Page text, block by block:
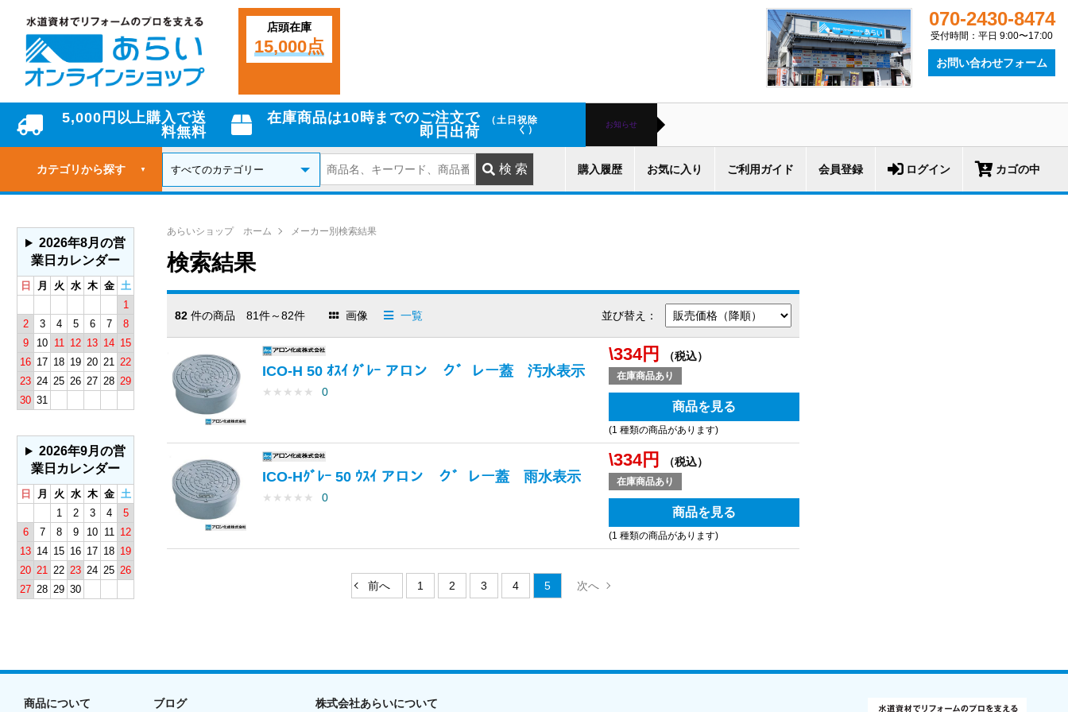
店頭在庫
15,000点
070-2430-8474
受付時間：平日 9:00〜17:00
お問い合わせフォーム
5,000円以上購入で送
料無料
在庫商品は10時までのご注文で
即日出荷
（土日祝除
く）
お知らせ
カテゴリから探す ▼ 購入履歴 お気に入り ご利用ガイド 会員登録 ログイン カゴの中
あらいショップ ホーム メーカー別検索結果
検索結果
82 件の商品 81件～82件 画像 一覧 並び替え：
ICO-H 50 ｵｽｲ ｸﾞﾚｰ アロン ク゛レー蓋 汚水表示
★ ★ ★ ★ ★ 0
\334円 （税込）
在庫商品あり
商品を見る
(1 種類の商品があります)
ICO-Hｸﾞﾚｰ 50 ｳｽｲ アロン ク゛レー蓋 雨水表示
★ ★ ★ ★ ★ 0
\334円 （税込）
在庫商品あり
商品を見る
(1 種類の商品があります)
1 2 3 4 5
2026年8月の営
業日カレンダー
日 月 火 水 木 金 土
1
2
3 4 5 6 7
8
9
10 11 12 13 14 15
16 17 18 19 20 21 22
23 24 25 26 27 28 29
30 31
2026年9月の営
業日カレンダー
日 月 火 水 木 金 土
1
2 3 4
5
6
7 8 9 10 11 12
13 14 15 16 17 18 19
20 21 22 23 24 25 26
27 28 29 30
商品について ブログ 株式会社あらいについて